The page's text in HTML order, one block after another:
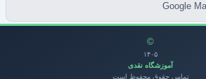
Google
۱۴۰۵
آموزشگاه نقدی
تمامی حقوق محفوظ است